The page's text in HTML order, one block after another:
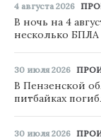
4 августа 2026
В ночь на 4
несколько БПЛА
30 июля 2026
В Пензенской
питбайках
30 июля 2026